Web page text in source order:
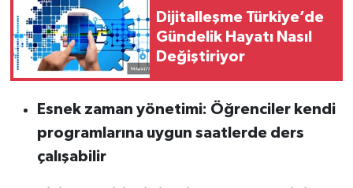
Dijitalleşme Türkiye’de
Gündelik Hayatı Nasıl
Değiştiriyor
Esnek zaman yönetimi: Öğrenciler kendi
programlarına uygun saatlerde ders
çalışabilir